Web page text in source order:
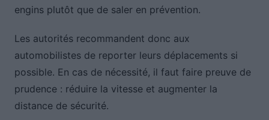
engins plutôt que de saler en prévention.
Les autorités recommandent donc aux
automobilistes de reporter leurs déplacements si
possible. En cas de nécessité, il faut faire preuve de
prudence : réduire la vitesse et augmenter la
distance de sécurité.